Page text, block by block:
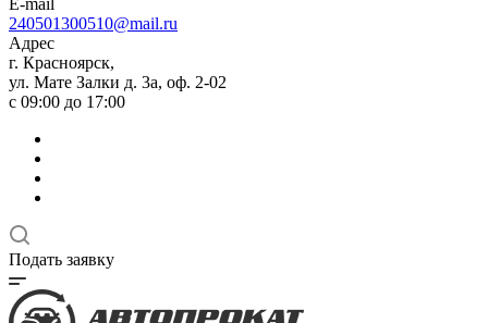
E-mail
240501300510@mail.ru
Адрес
г. Красноярск,
ул. Мате Залки д. 3а, оф. 2-02
с 09:00 до 17:00
Подать заявку